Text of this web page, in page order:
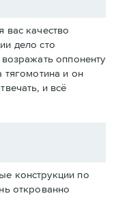
вас качество
дело сто
оппоненту
тягомотина и он
и всё
конструкции по
открованно